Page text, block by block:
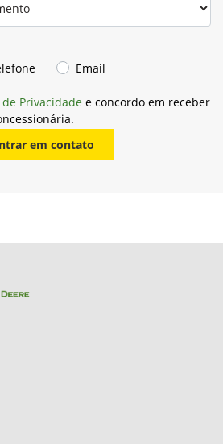
Email
Privacidade e concordo em receber
em contato